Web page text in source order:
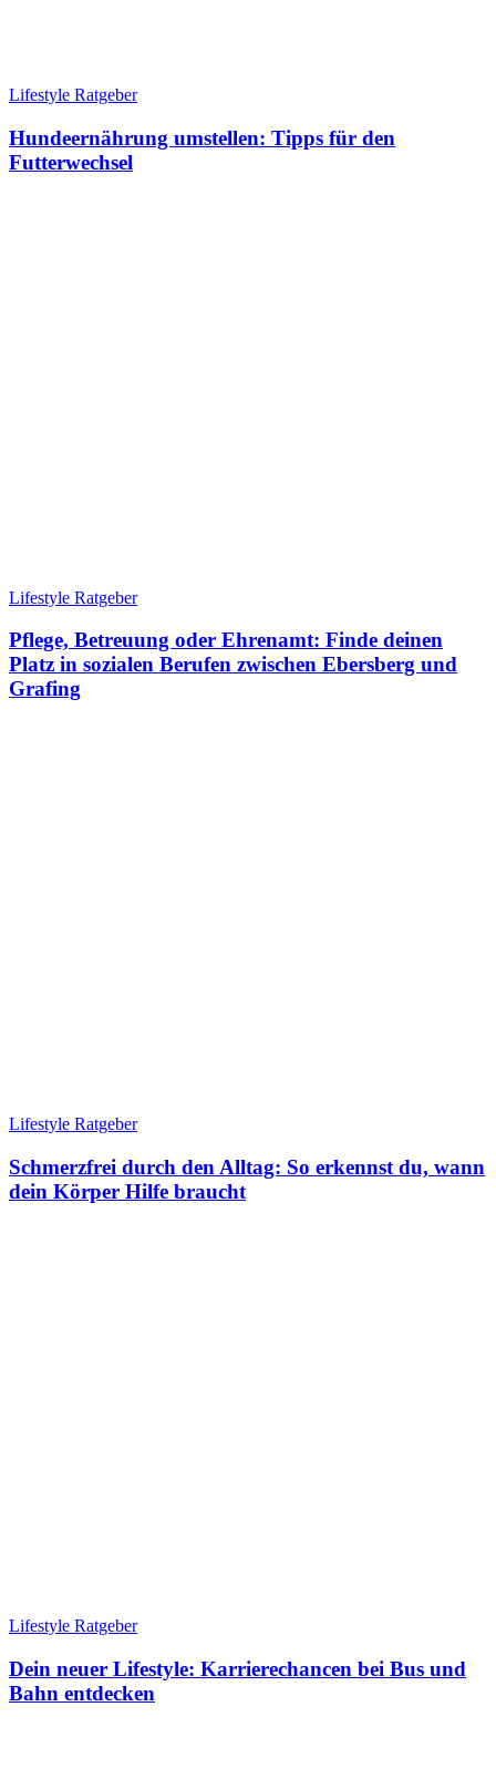
Lifestyle Ratgeber
Hundeernährung umstellen: Tipps für den
Futterwechsel
Lifestyle Ratgeber
Pflege, Betreuung oder Ehrenamt: Finde deinen
Platz in sozialen Berufen zwischen Ebersberg und
Grafing
Lifestyle Ratgeber
Schmerzfrei durch den Alltag: So erkennst du, wann
dein Körper Hilfe braucht
Lifestyle Ratgeber
Dein neuer Lifestyle: Karrierechancen bei Bus und
Bahn entdecken